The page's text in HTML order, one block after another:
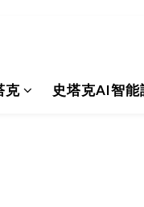
克 史塔克AI智能